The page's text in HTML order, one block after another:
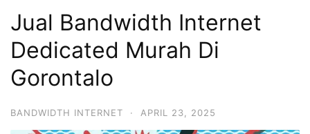
Jual Bandwidth Internet
Dedicated Murah Di
Gorontalo
BANDWIDTH INTERNET · APRIL 23, 2025